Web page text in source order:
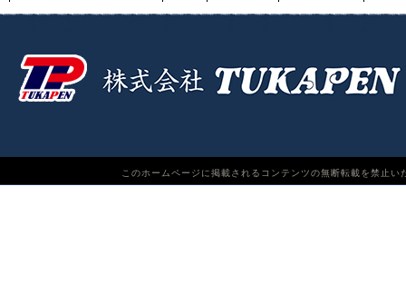
このホームページに掲載されるコンテンツの無断転載を禁